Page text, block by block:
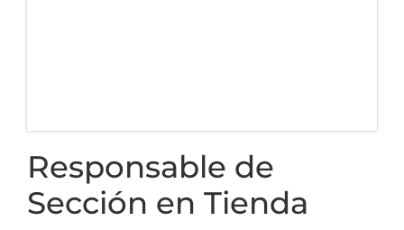
Responsable de
Sección en Tienda